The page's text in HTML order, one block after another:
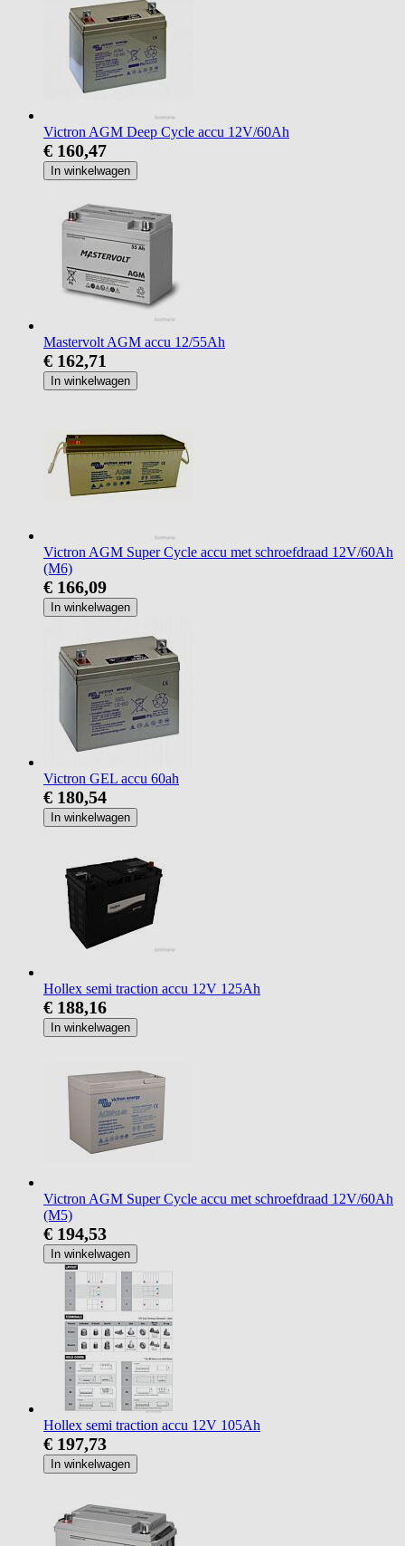
Victron AGM Deep Cycle accu 12V/60Ah
€ 160,47
In winkelwagen
Mastervolt AGM accu 12/55Ah
€ 162,71
In winkelwagen
Victron AGM Super Cycle accu met schroefdraad 12V/60Ah
(M6)
€ 166,09
In winkelwagen
Victron GEL accu 60ah
€ 180,54
In winkelwagen
Hollex semi traction accu 12V 125Ah
€ 188,16
In winkelwagen
Victron AGM Super Cycle accu met schroefdraad 12V/60Ah
(M5)
€ 194,53
In winkelwagen
Hollex semi traction accu 12V 105Ah
€ 197,73
In winkelwagen